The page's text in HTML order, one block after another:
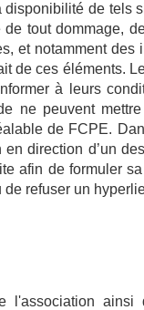
disponibilité de tels
tout dommage,
et notamment des
de ces éléments.
à leurs
ne peuvent
de FCPE.
direction d’un
afin de formuler
de refuser un
l'association